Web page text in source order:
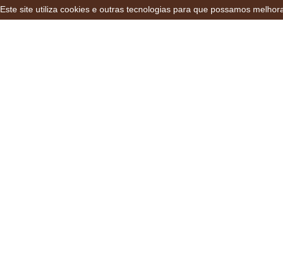
Este site utiliza cookies e outras tecnologias para que possamos